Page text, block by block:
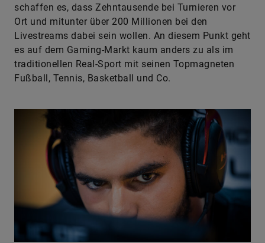
schaffen es, dass Zehntausende bei Turnieren vor
Ort und mitunter über 200 Millionen bei den
Livestreams dabei sein wollen. An diesem Punkt geht
es auf dem Gaming-Markt kaum anders zu als im
traditionellen Real-Sport mit seinen Topmagneten
Fußball, Tennis, Basketball und Co.